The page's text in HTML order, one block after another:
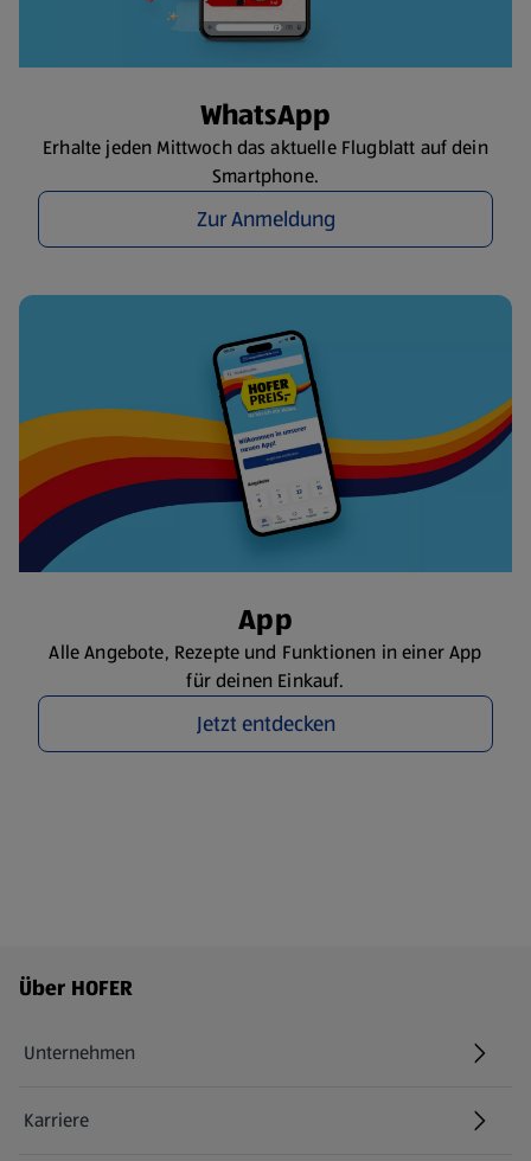
WhatsApp
Erhalte jeden Mittwoch das aktuelle Flugblatt auf dein
Smartphone.
Zur Anmeldung
App
Alle Angebote, Rezepte und Funktionen in einer App
für deinen Einkauf.
Jetzt entdecken
Fußzeilenmenü - weitere Links
Über HOFER
Unternehmen
Karriere
(öffnet in einem neuen Tab)